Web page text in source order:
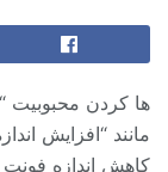
ها کردن محبوبیت
مانند “افزایش
کاهش اندازه